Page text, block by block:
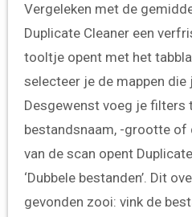
Vergeleken met de
Duplicate Cleaner een
tooltje opent met het
selecteer je de mappen
Desgewenst voeg je filters
bestandsnaam, -grootte of
van de scan opent
‘Dubbele bestanden’. Dit
gevonden zooi: vink de